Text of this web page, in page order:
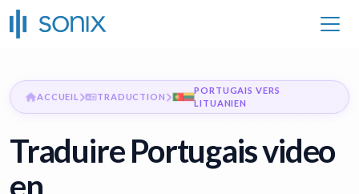
ACCUEIL TRADUCTION
PORTUGAIS VERS
LITUANIEN
Traduire Portugais video
en